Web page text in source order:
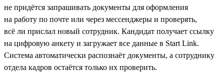
не придётся запрашивать документы для оформления
на работу по почте или через мессенджеры и проверять,
всё ли прислал новый сотрудник. Кандидат получает ссылку
на цифровую анкету и загружает все данные в Start Link.
Система автоматически распознаёт документы, а сотруднику
отдела кадров остаётся только их проверить.